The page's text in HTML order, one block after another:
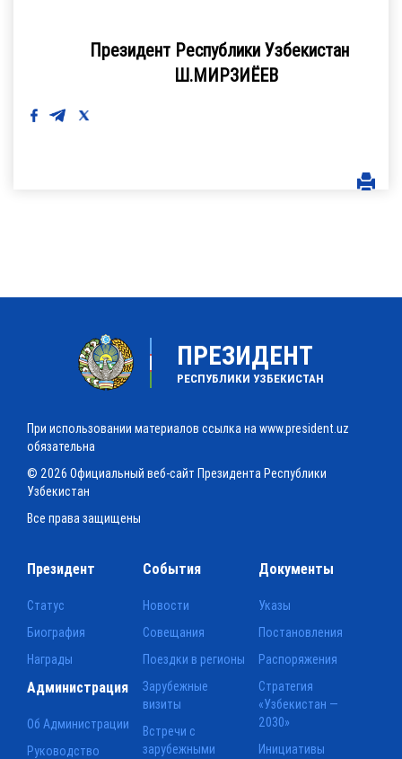
Президент Республики Узбекистан
Ш.МИРЗИЁЕВ
ПРЕЗИДЕНТ
РЕСПУБЛИКИ УЗБЕКИСТАН
При использовании материалов ссылка на www.president.uz
обязательна
© 2026 Официальный веб-сайт Президента Республики
Узбекистан
Все права защищены
Президент
Статус
Биография
Награды
События
Новости
Совещания
Поездки в регионы
Зарубежные
визиты
Встречи с
зарубежными
Документы
Указы
Постановления
Распоряжения
Стратегия
«Узбекистан —
2030»
Инициативы
Администрация
Об Администрации
Руководство